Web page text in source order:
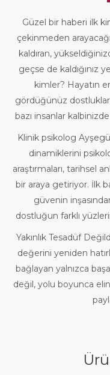
Güzel bir haberi ilk
çekinmeden
kaldıran,
geçse de kaldığınız
kimler? Hayatın
gördüğünüz
bazı insanlar
Klinik psikolog
dinamiklerini
araştırmaları, tarihsel
bir araya getiriyor. İlk
güvenin
dostluğun farklı
Yakınlık Tesadüf
değerini yeniden
bağlayan yalnızca
değil, yolu boyunca